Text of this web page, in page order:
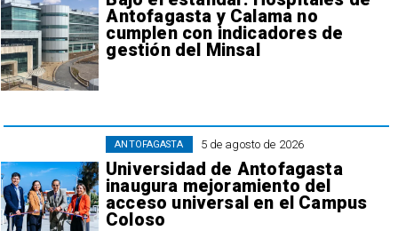
Antofagasta y Calama no
cumplen con indicadores de
gestión del Minsal
5 de agosto de 2026
Universidad de Antofagasta
inaugura mejoramiento del
acceso universal en el Campus
Coloso
ANTOFAGASTA